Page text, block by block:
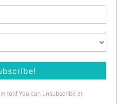
too! You can unsubscribe at